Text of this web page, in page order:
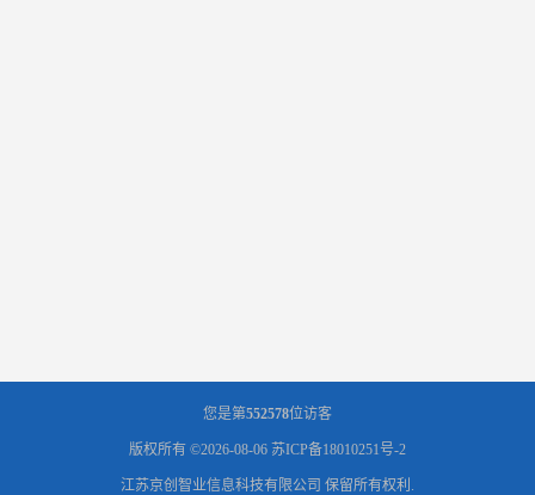
您是第552578位访客
版权所有 ©2026-08-06 苏ICP备18010251号-2
江苏京创智业信息科技有限公司 保留所有权利.